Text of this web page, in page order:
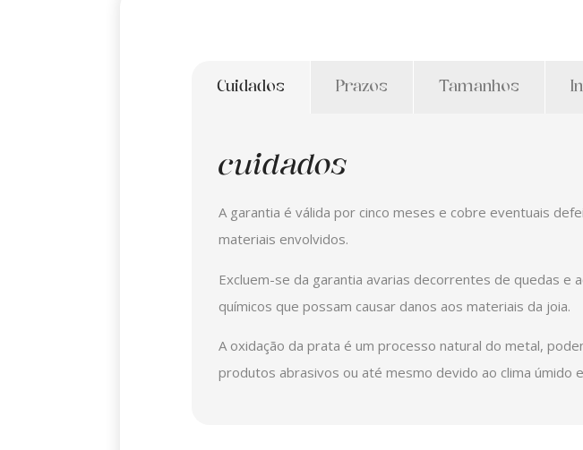
Cuidados Prazos Tamanhos
cuidados
A garantia é válida por cinco meses e cobre eventuais
materiais envolvidos.
Excluem-se da garantia avarias decorrentes de quedas e
químicos que possam causar danos aos materiais da joia.
A oxidação da prata é um processo natural do metal,
produtos abrasivos ou até mesmo devido ao clima úmido